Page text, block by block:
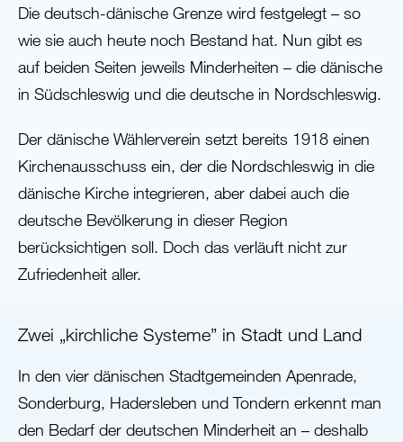
Die deutsch-dänische Grenze wird festgelegt – so
wie sie auch heute noch Bestand hat. Nun gibt es
auf beiden Seiten jeweils Minderheiten – die dänische
in Südschleswig und die deutsche in Nordschleswig.
Der dänische Wählerverein setzt bereits 1918 einen
Kirchenausschuss ein, der die Nordschleswig in die
dänische Kirche integrieren, aber dabei auch die
deutsche Bevölkerung in dieser Region
berücksichtigen soll. Doch das verläuft nicht zur
Zufriedenheit aller.
Zwei „kirchliche Systeme” in Stadt und Land
In den vier dänischen Stadtgemeinden Apenrade,
Sonderburg, Hadersleben und Tondern erkennt man
den Bedarf der deutschen Minderheit an – deshalb